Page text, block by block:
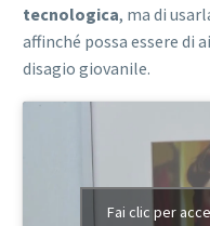
tecnologica, ma di
affinché possa essere di
disagio giovanile.
Fai clic per